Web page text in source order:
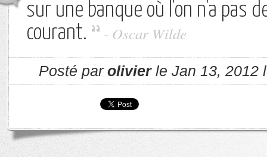
sur une banque où l'on n'a pas
courant.
- Oscar Wilde
Posté par olivierle Jan 13, 2012